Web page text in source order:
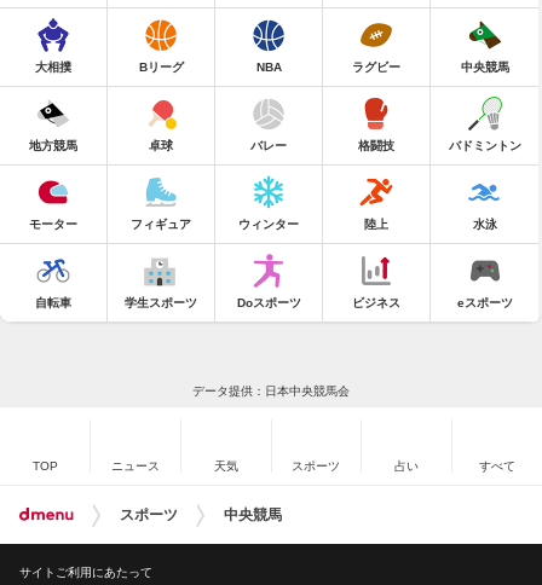
大相撲 Bリーグ NBA ラグビー 中央競馬
地方競馬 卓球 バレー 格闘技 バドミントン
モーター フィギュア ウィンター 陸上 水泳
自転車 学生スポーツ Doスポーツ ビジネス eスポーツ
データ提供：日本中央競馬会
TOP ニュース 天気 スポーツ 占い すべて
スポーツ 中央競馬
サイトご利用にあたって